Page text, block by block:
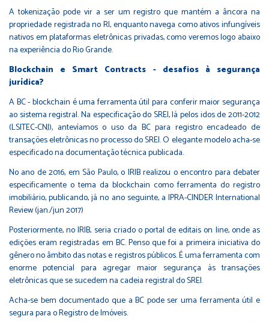
A tokenização pode vir a ser um registro que mantém a âncora na
propriedade registrada no RI, enquanto navega como ativos infungíveis
nativos em plataformas eletrônicas privadas, como veremos logo abaixo
na experiência do Rio Grande.
Blockchain e Smart Contracts - desafios à segurança
jurídica?
A BC - blockchain é uma ferramenta útil para conferir maior segurança
ao sistema registral. Na especificação do SREI, lá pelos idos de 2011-2012
(LSITEC-CNJ), antevíamos o uso da BC para registro encadeado de
transações eletrônicas no processo do SREI. O elegante modelo acha-se
especificado na documentação técnica publicada.
No ano de 2016, em São Paulo, o IRIB realizou o encontro para debater
especificamente o tema da blockchain como ferramenta do registro
imobiliário, publicando, já no ano seguinte, a IPRA-CINDER International
Review (jan./jun 2017)
Posteriormente, no IRIB, seria criado o portal de editais on line, onde as
edições eram registradas em BC. Penso que foi a primeira iniciativa do
gênero no âmbito das notas e registros públicos. É uma ferramenta com
enorme potencial para agregar maior segurança às transações
eletrônicas que se sucedem na cadeia registral do SREI.
Acha-se bem documentado que a BC pode ser uma ferramenta útil e
segura para o Registro de Imóveis.